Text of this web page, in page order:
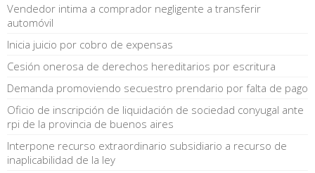
Vendedor intima a comprador negligente a transferir
automóvil
Inicia juicio por cobro de expensas
Cesión onerosa de derechos hereditarios por escritura
Demanda promoviendo secuestro prendario por falta de pago
Oficio de inscripción de liquidación de sociedad conyugal ante
rpi de la provincia de buenos aires
Interpone recurso extraordinario subsidiario a recurso de
inaplicabilidad de la ley